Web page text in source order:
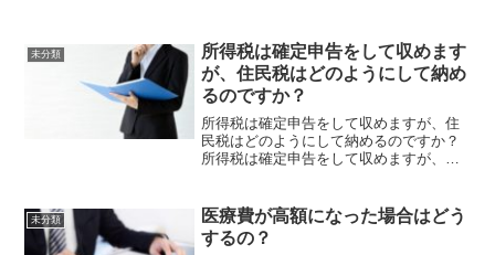
未分類
所得税は確定申告をして収めます
が、住民税はどのようにして納め
るのですか？
所得税は確定申告をして収めますが、住
民税はどのようにして納めるのですか？
所得税は確定申告をして収めますが、住
住民税も確定申告したことになります。
所得税の確定申告書は複写...
未分類
医療費が高額になった場合はどう
するの？